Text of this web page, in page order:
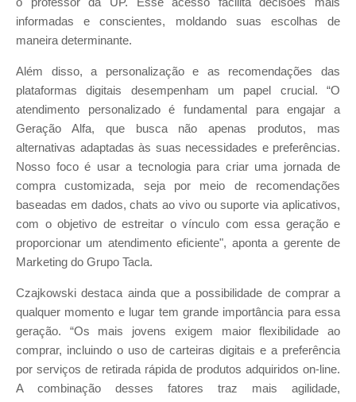
o professor da UP. Esse acesso facilita decisões mais
informadas e conscientes, moldando suas escolhas de
maneira determinante.
Além disso, a personalização e as recomendações das
plataformas digitais desempenham um papel crucial. “O
atendimento personalizado é fundamental para engajar a
Geração Alfa, que busca não apenas produtos, mas
alternativas adaptadas às suas necessidades e preferências.
Nosso foco é usar a tecnologia para criar uma jornada de
compra customizada, seja por meio de recomendações
baseadas em dados, chats ao vivo ou suporte via aplicativos,
com o objetivo de estreitar o vínculo com essa geração e
proporcionar um atendimento eficiente", aponta a gerente de
Marketing do Grupo Tacla.
Czajkowski destaca ainda que a possibilidade de comprar a
qualquer momento e lugar tem grande importância para essa
geração. “Os mais jovens exigem maior flexibilidade ao
comprar, incluindo o uso de carteiras digitais e a preferência
por serviços de retirada rápida de produtos adquiridos on-line.
A combinação desses fatores traz mais agilidade,